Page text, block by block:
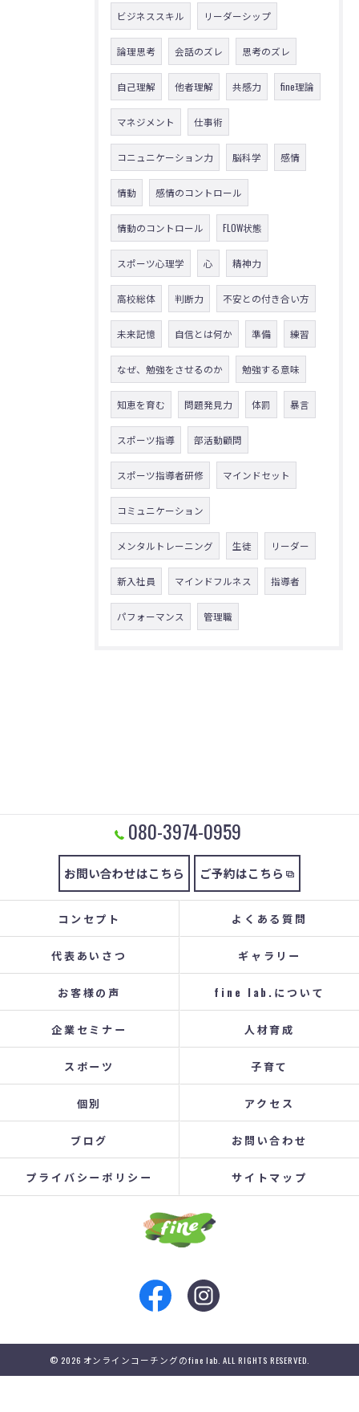
ビジネススキル リーダーシップ
論理思考 会話のズレ 思考のズレ
自己理解 他者理解 共感力 fine理論
マネジメント 仕事術
コニュニケーション力 脳科学 感情
情動 感情のコントロール
情動のコントロール FLOW状態
スポーツ心理学 心 精神力
高校総体 判断力 不安との付き合い方
未来記憶 自信とは何か 準備 練習
なぜ、勉強をさせるのか 勉強する意味
知恵を育む 問題発見力 体罰 暴言
スポーツ指導 部活動顧問
スポーツ指導者研修 マインドセット
コミュニケーション
メンタルトレーニング 生徒 リーダー
新入社員 マインドフルネス 指導者
パフォーマンス 管理職
080-3974-0959
お問い合わせはこちら ご予約はこちら
コンセプト よくある質問
代表あいさつ ギャラリー
お客様の声 fine lab.について
企業セミナー 人材育成
スポーツ 子育て
個別 アクセス
ブログ お問い合わせ
プライバシーポリシー サイトマップ
© 2026 オンラインコーチングのfine lab. ALL RIGHTS RESERVED.